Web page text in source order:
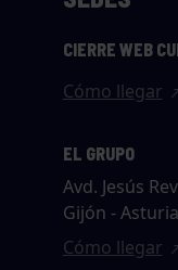
CIERRE WEB
Cómo llegar
EL GRUPO
Avd. Jesús
Gijón -
Cómo llegar